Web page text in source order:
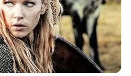
ไหนดี? ปี 2566 ตัดผมวันดี เสริมเสน่ห์มีชัย